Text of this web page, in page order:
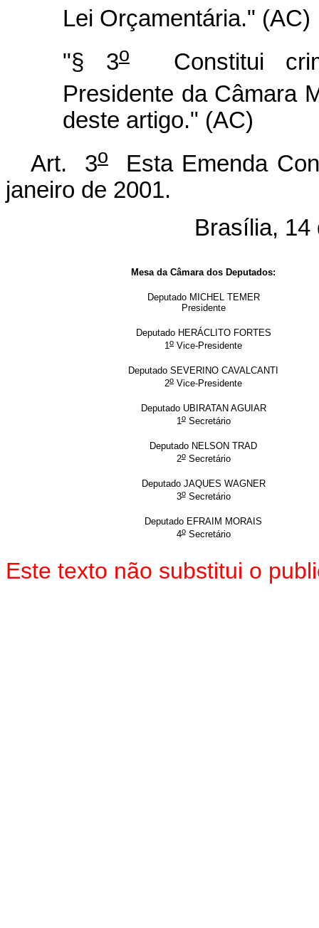
Lei Orçamentária." (AC)
"§ 3oConstitui
Presidente da Câmara
deste artigo." (AC)
Art. 3oEsta Emenda
janeiro de 2001.
Brasília, 14
Mesa da Câmara dos Deputados:
Deputado MICHEL TEMER
Presidente
Deputado HERÁCLITO FORTES
1o Vice-Presidente
Deputado SEVERINO CAVALCANTI
2o Vice-Presidente
Deputado UBIRATAN AGUIAR
1oSecretário
Deputado NELSON TRAD
2oSecretário
Deputado JAQUES WAGNER
3oSecretário
Deputado EFRAIM MORAIS
4oSecretário
Este texto não substitui o